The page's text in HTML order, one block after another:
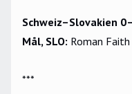
Schweiz–Slovakien
Mål, SLO: Roman Faith
***